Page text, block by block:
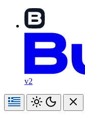
v2